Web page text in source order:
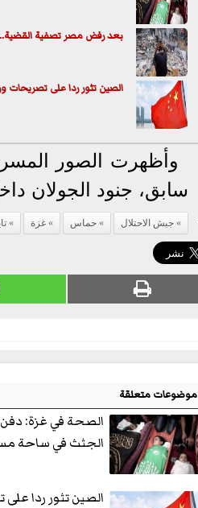
بعد رفض مصر تصفية القضية..
الصين تثور ردا على تصريحات
وأظهرت الصور
سابق، جنود الجولان
جيش الاحتلال حماس غزة
موضوعات متعلقة
الصحة في غزة:
الجثث في ساحة
الصين تثور ردا